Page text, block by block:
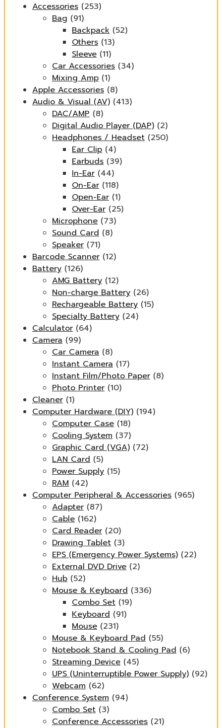
Accessories (253)
Bag (91)
Backpack (52)
Others (13)
Sleeve (11)
Car Accessories (34)
Mixing Amp (1)
Apple Accessories (8)
Audio & Visual (AV) (413)
DAC/AMP (8)
Digital Audio Player (DAP) (2)
Headphones / Headset (250)
Ear Clip (4)
Earbuds (39)
In-Ear (44)
On-Ear (118)
Open-Ear (1)
Over-Ear (25)
Microphone (73)
Sound Card (8)
Speaker (71)
Barcode Scanner (12)
Battery (126)
AMG Battery (12)
Non-charge Battery (26)
Rechargeable Battery (15)
Specialty Battery (24)
Calculator (64)
Camera (99)
Car Camera (8)
Instant Camera (17)
Instant Film/Photo Paper (8)
Photo Printer (10)
Cleaner (1)
Computer Hardware (DIY) (194)
Computer Case (18)
Cooling System (37)
Graphic Card (VGA) (72)
LAN Card (5)
Power Supply (15)
RAM (42)
Computer Peripheral & Accessories (965)
Adapter (87)
Cable (162)
Card Reader (20)
Drawing Tablet (3)
EPS (Emergency Power Systems) (22)
External DVD Drive (2)
Hub (52)
Mouse & Keyboard (336)
Combo Set (19)
Keyboard (91)
Mouse (231)
Mouse & Keyboard Pad (55)
Notebook Stand & Cooling Pad (6)
Streaming Device (45)
UPS (Uninterruptible Power Supply) (92)
Webcam (62)
Conference System (94)
Combo Set (3)
Conference Accessories (21)